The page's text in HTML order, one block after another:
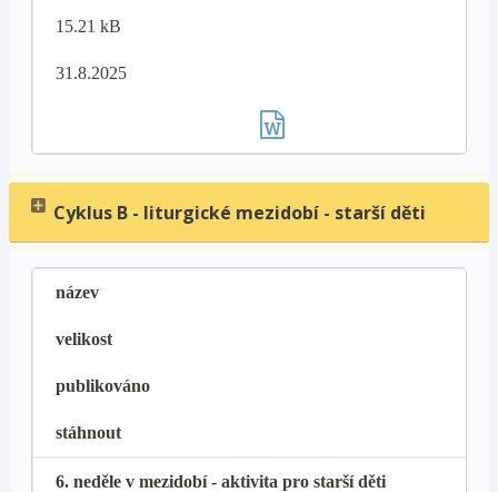
15.21 kB
31.8.2025
Cyklus B - liturgické mezidobí - starší děti
název
velikost
publikováno
stáhnout
6. neděle v mezidobí - aktivita pro starší děti